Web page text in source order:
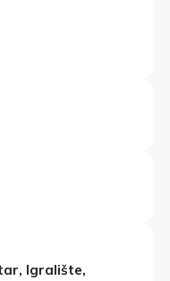
Igralište,